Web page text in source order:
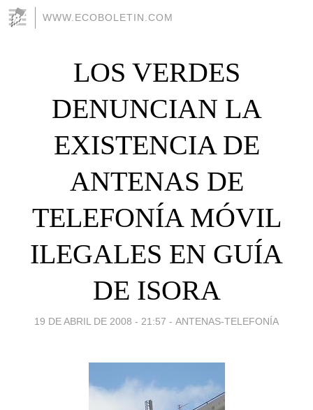
WWW.ECOBOLETIN.COM
LOS VERDES
DENUNCIAN LA
EXISTENCIA DE
ANTENAS DE
TELEFONÍA MÓVIL
ILEGALES EN GUÍA
DE ISORA
19 DE ABRIL DE 2008 - 21:57 - ANTENAS-TELEFONÍA